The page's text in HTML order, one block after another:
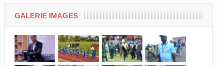
GALERIE IMAGES